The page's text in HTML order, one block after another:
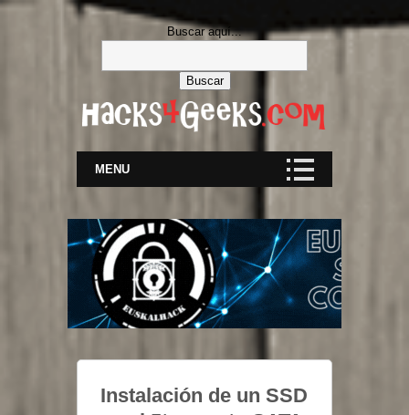
Buscar aquí...
MENU
Instalación de un SSD